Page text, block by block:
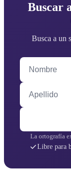
Buscar
Busca a un
Nombre
Apellido
La ortografía
Libre para